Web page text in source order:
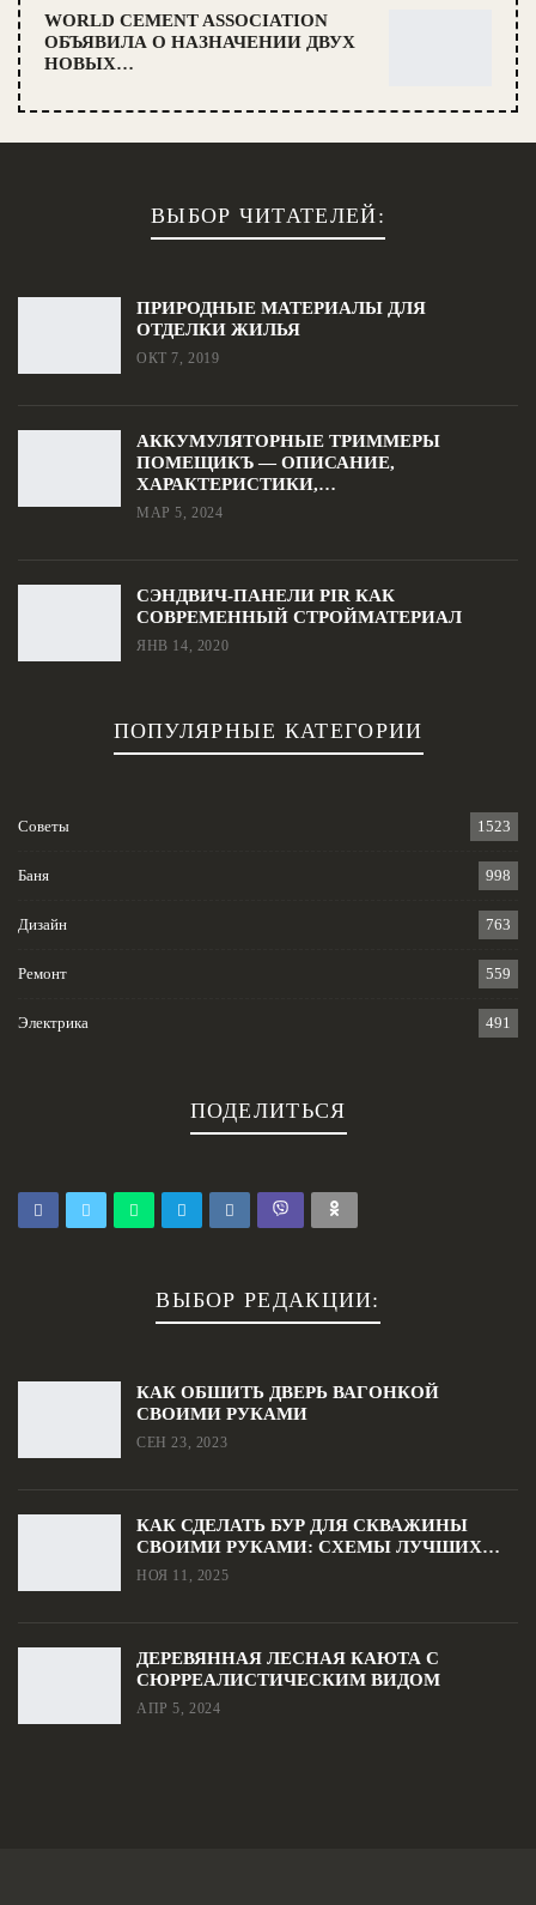
WORLD CEMENT ASSOCIATION
ОБЪЯВИЛА О НАЗНАЧЕНИИ ДВУХ
НОВЫХ…
ВЫБОР ЧИТАТЕЛЕЙ:
ПРИРОДНЫЕ МАТЕРИАЛЫ ДЛЯ
ОТДЕЛКИ ЖИЛЬЯ
ОКТ 7, 2019
АККУМУЛЯТОРНЫЕ ТРИММЕРЫ
ПОМЕЩИКЪ — ОПИСАНИЕ,
ХАРАКТЕРИСТИКИ,…
МАР 5, 2024
СЭНДВИЧ-ПАНЕЛИ PIR КАК
СОВРЕМЕННЫЙ СТРОЙМАТЕРИАЛ
ЯНВ 14, 2020
ПОПУЛЯРНЫЕ КАТЕГОРИИ
Советы 1523
Баня 998
Дизайн 763
Ремонт 559
Электрика 491
ПОДЕЛИТЬСЯ
ВЫБОР РЕДАКЦИИ:
КАК ОБШИТЬ ДВЕРЬ ВАГОНКОЙ
СВОИМИ РУКАМИ
СЕН 23, 2023
КАК СДЕЛАТЬ БУР ДЛЯ СКВАЖИНЫ
СВОИМИ РУКАМИ: СХЕМЫ ЛУЧШИХ…
НОЯ 11, 2025
ДЕРЕВЯННАЯ ЛЕСНАЯ КАЮТА С
СЮРРЕАЛИСТИЧЕСКИМ ВИДОМ
АПР 5, 2024